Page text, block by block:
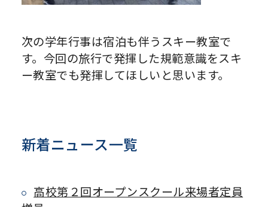
次の学年行事は宿泊も伴うスキー教室で
す。今回の旅行で発揮した規範意識をスキ
ー教室でも発揮してほしいと思います。
新着ニュース一覧
高校第２回オープンスクール来場者定員